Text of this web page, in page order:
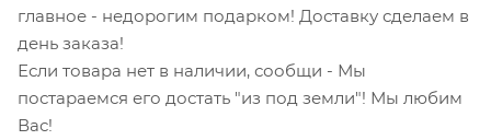
главное - недорогим подарком! Доставку сделаем в
день заказа!
Если товара нет в наличии, сообщи - Мы
постараемся его достать "из под земли"! Мы любим
Вас!